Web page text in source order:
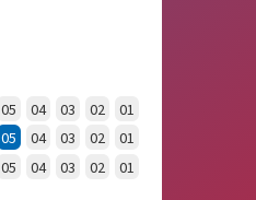
05 04 03 02 01
05 04 03 02 01
05 04 03 02
01